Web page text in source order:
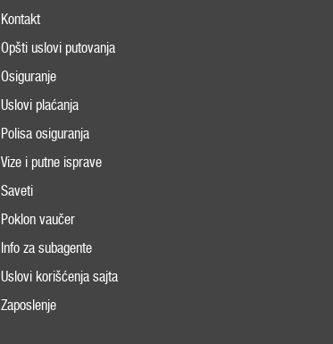
Kontakt
Opšti uslovi putovanja
Osiguranje
Uslovi plaćanja
Polisa osiguranja
Vize i putne isprave
Saveti
Poklon vaučer
Info za subagente
Uslovi korišćenja sajta
Zaposlenje